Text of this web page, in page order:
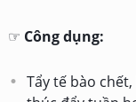
☞ Công dụng:
Tẩy tế bào